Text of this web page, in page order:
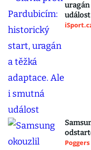
uragán
událost
Poggers